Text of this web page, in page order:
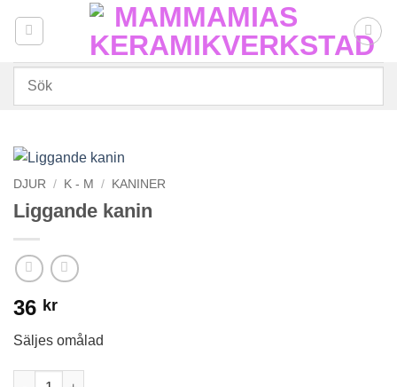
DJUR / K - M / KANINER
Liggande kanin
36 kr
Säljes omålad
Liggande kanin mängd